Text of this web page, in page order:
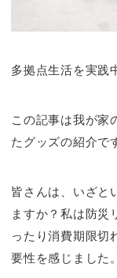
多拠点生活を実践
この記事は我が家
たグッズの紹介で
皆さんは、いざと
ますか？私は防災
ったり消費期限切
要性を感じました。